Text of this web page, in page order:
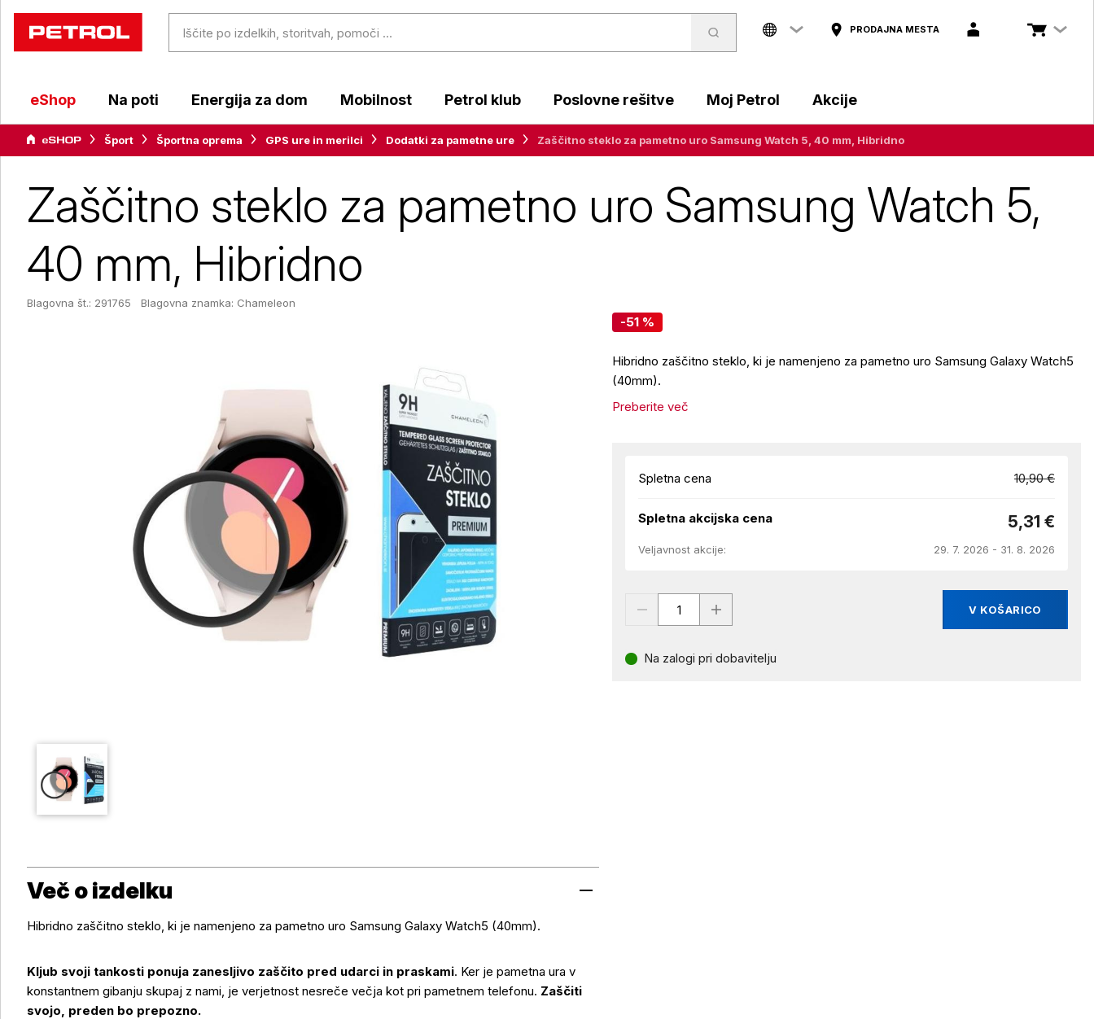
PRODAJNA MESTA
eShop Na poti Energija za dom Mobilnost Petrol klub Poslovne rešitve Moj Petrol Akcije
Šport Športna oprema GPS ure in merilci Dodatki za pametne ure Zaščitno steklo za pametno uro Samsung Watch 5, 40 mm, Hibridno
Zaščitno steklo za pametno uro Samsung Watch 5,
40 mm, Hibridno
Blagovna št.: 291765 Blagovna znamka: Chameleon
-51 %
Hibridno zaščitno steklo, ki je namenjeno za pametno uro Samsung Galaxy Watch5
(40mm).
Preberite več
Spletna cena 10,90 €
Spletna akcijska cena 5,31 €
Veljavnost akcije: 29. 7. 2026 - 31. 8. 2026
V KOŠARICO
Na zalogi pri dobavitelju
Več o izdelku
Hibridno zaščitno steklo, ki je namenjeno za pametno uro Samsung Galaxy Watch5 (40mm).
Kljub svoji tankosti ponuja zanesljivo zaščito pred udarci in praskami. Ker je pametna ura v
konstantnem gibanju skupaj z nami, je verjetnost nesreče večja kot pri pametnem telefonu. Zaščiti
svojo, preden bo prepozno.